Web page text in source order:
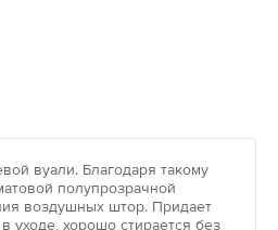
вуали. Благодаря такому
полупрозрачной
воздушных штор. Придает
уходе, хорошо стирается без